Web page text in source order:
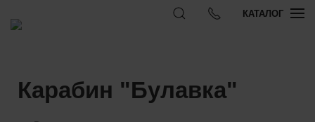
КАТАЛОГ
Карабин "Булавка"